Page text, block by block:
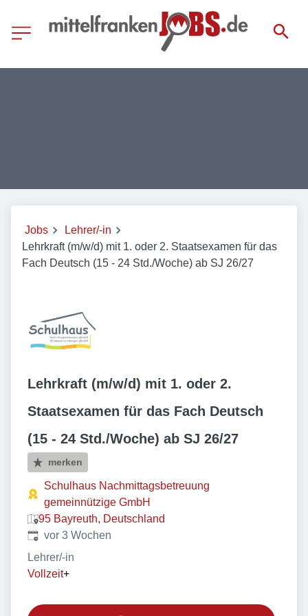
Jobs
Lehrer/-in
Lehrkraft (m/w/d) mit 1. oder 2. Staatsexamen für das
Fach Deutsch (15 - 24 Std./Woche) ab SJ 26/27
Lehrkraft (m/w/d) mit 1. oder 2.
Staatsexamen für das Fach Deutsch
(15 - 24 Std./Woche) ab SJ 26/27
merken
Schulhaus Nachmittagsbetreuung
gemeinnützige GmbH
95 Bayreuth, Deutschland
Veröffentlicht:
vor 3 Wochen
Lehrer/-in
Vollzeit+